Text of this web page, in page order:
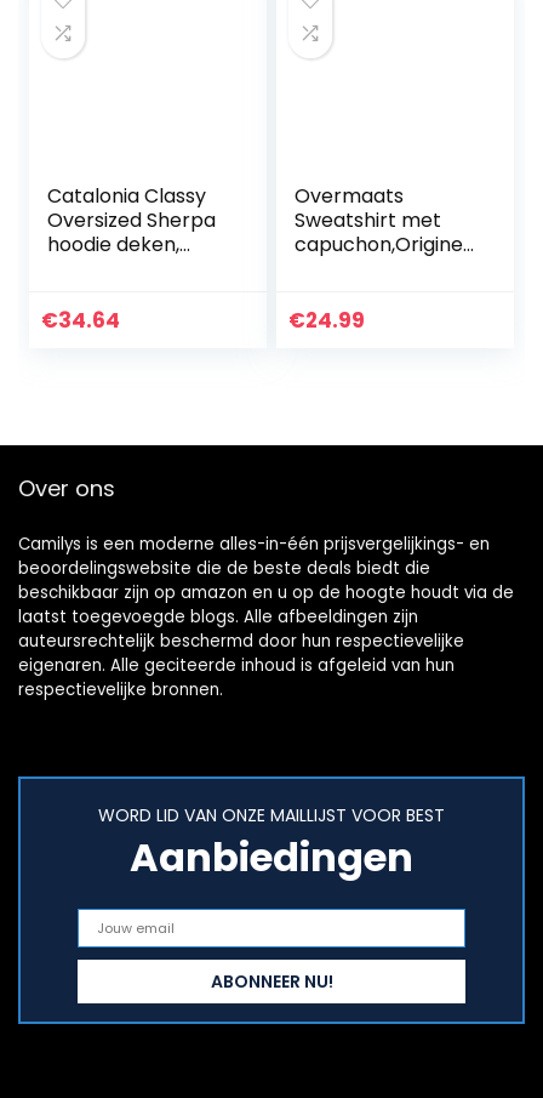
Catalonia Classy
Oversized Sherpa
hoodie deken,
voor vrouwen,
€34.64
Overmaats
Sweatshirt met
capuchon,Originee
uperzachte
€24.99
Over ons
Camilys is een moderne alles-in-één prijsvergelijkings- en
beoordelingswebsite die de beste deals biedt die
beschikbaar zijn op amazon en u op de hoogte houdt via de
laatst toegevoegde blogs. Alle afbeeldingen zijn
auteursrechtelijk beschermd door hun respectievelijke
eigenaren. Alle geciteerde inhoud is afgeleid van hun
respectievelijke bronnen.
WORD LID VAN ONZE MAILLIJST VOOR BEST
Aanbiedingen